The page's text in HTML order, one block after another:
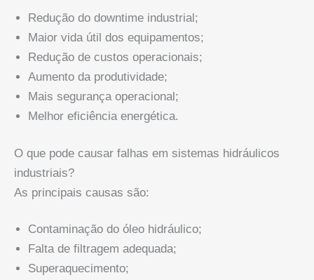
Redução do downtime industrial;
Maior vida útil dos equipamentos;
Redução de custos operacionais;
Aumento da produtividade;
Mais segurança operacional;
Melhor eficiência energética.
O que pode causar falhas em sistemas hidráulicos
industriais?
As principais causas são:
Contaminação do óleo hidráulico;
Falta de filtragem adequada;
Superaquecimento;